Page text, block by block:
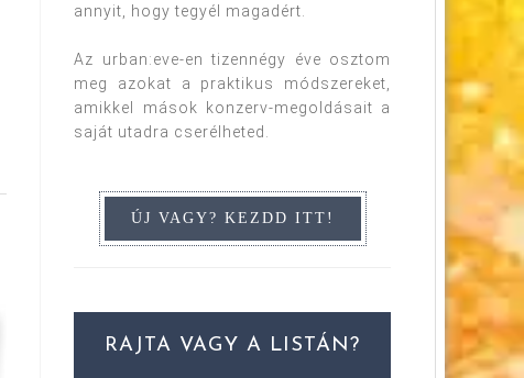
annyit, hogy tegyél magadért.
Az urban:eve-en tizennégy éve osztom
meg azokat a praktikus módszereket,
amikkel mások konzerv-megoldásait a
saját utadra cserélheted.
RAJTA VAGY A LISTÁN?